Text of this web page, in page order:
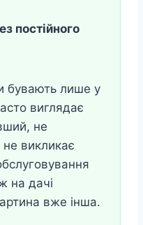
постійного
бувають лише у
виглядає
не
викликає
на дачі
вже інша.